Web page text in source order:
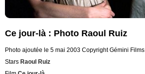
Ce jour-là : Photo Raoul Ruiz
Photo ajoutée le 5 mai 2003 Copyright Gémini Films
Stars Raoul Ruiz